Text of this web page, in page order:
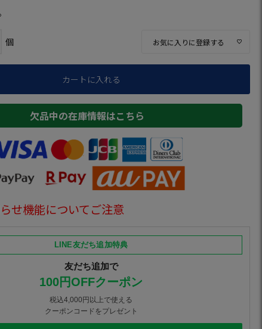
お気に入りに登録する
カートに入れる
欠品中の在庫情報はこちら
せ機能についてご注意
LINE友だち追加特典
友だち追加で
100円OFFクーポン
税込4,000円以上で使える
クーポンコードをプレゼント